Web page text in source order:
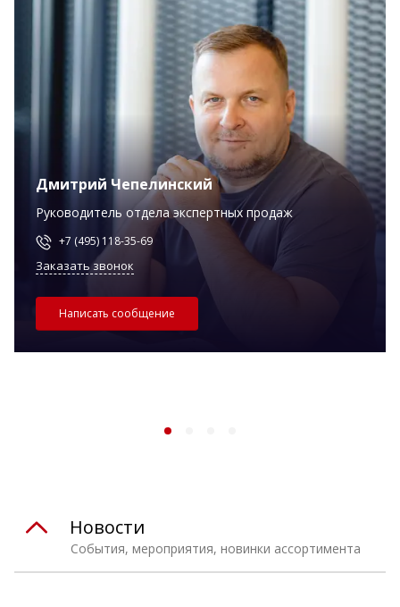
Дмитрий Чепелинский
Руководитель отдела экспертных продаж
+7 (495) 118-35-69
Заказать звонок
Написать сообщение
События, мероприятия, новинки ассортимента
Новости